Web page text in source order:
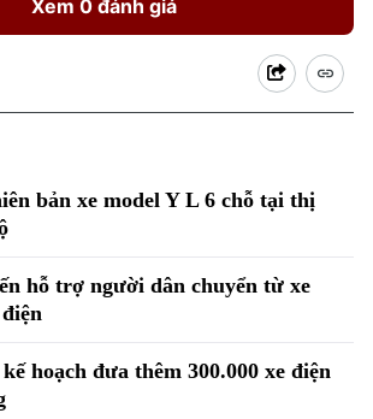
Xem 0 đánh giá
bản xe model Y L 6 chỗ tại thị
hỗ trợ người dân chuyển từ xe
hoạch đưa thêm 300.000 xe điện